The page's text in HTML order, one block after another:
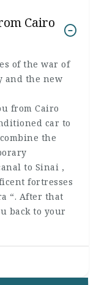
Cairo
of the war of
and the new
from Cairo
car to
the
to Sinai ,
fortresses
“. After that
back to your